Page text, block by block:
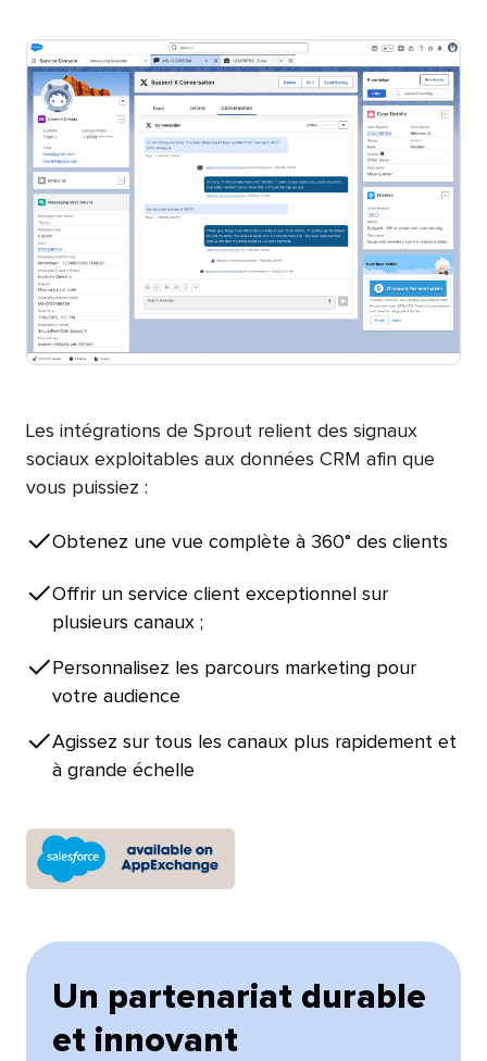
Les intégrations de Sprout relient des signaux
sociaux exploitables aux données CRM afin que
vous puissiez :​​
Obtenez une vue complète à 360° des clients​​
Offrir un service client exceptionnel sur
plusieurs canaux ;​​
Personnalisez les parcours marketing pour
votre audience​​
Agissez sur tous les canaux plus rapidement et
à grande échelle​​
Un partenariat durable
et innovant​​